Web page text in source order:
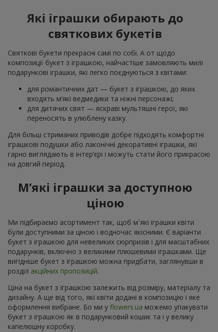
Які іграшки обирають до
святкових букетів
Святкові букети прекрасні самі по собі. А от щодо
композиції букет з іграшкою, найчастіше замовляють милі
подарункові іграшки, які легко поєднуються з квітами:
для романтичних дат — букет з іграшкою, до яких
входять м’які ведмедики та ніжні персонажі;
для дитячих свят — яскраві мультяшні герої, які
переносять в улюблену казку.
Для більш стриманих приводів добре підходять комфортні
іграшкові подушки або лаконічні декоративні іграшки, які
гарно виглядають в інтер’єрі і можуть стати його прикрасою
на довгий період.
М’які іграшки за доступною
ціною
Ми підбираємо асортимент так, щоб м`які іграшки квіти
були доступними за ціною і водночас якісними. Є варіанти
букет з іграшкою для невеликих сюрпризів і для масштабних
подарунків, включно з великими плюшевими іграшками. Ще
вигідніше букет з іграшкою можна придбати, заглянувши в
розділ акційних пропозицій.
Ціна на букет з іграшкою залежить від розміру, матеріалу та
дизайну. А ще від того, які квіти додані в композицію і яке
оформлення вибране. Бо ми у flowers.ua можемо упакувати
букет з іграшкою як в подарунковий кошик та і у велику
капелюшну коробку.